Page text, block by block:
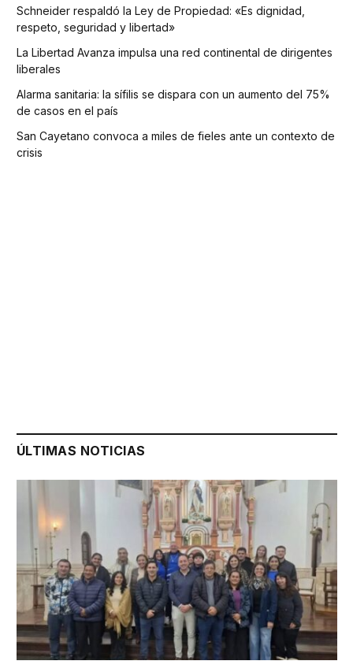
Schneider respaldó la Ley de Propiedad: «Es dignidad,
respeto, seguridad y libertad»
La Libertad Avanza impulsa una red continental de dirigentes
liberales
Alarma sanitaria: la sífilis se dispara con un aumento del 75%
de casos en el país
San Cayetano convoca a miles de fieles ante un contexto de
crisis
ÚLTIMAS NOTICIAS